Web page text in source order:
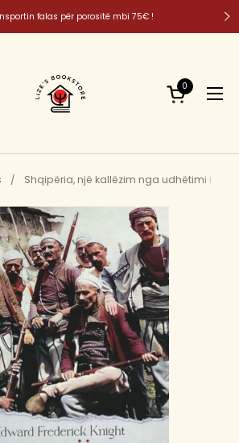
falas për porositë mbi 75€ !
Open cart
0
/ Shqipëria, një kallëzim nga udhëtimi i